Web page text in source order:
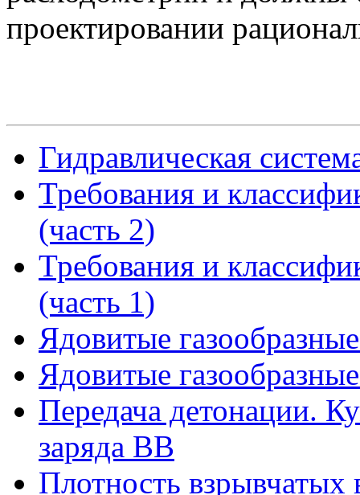
проектировании
Гидравлическая
Требования и
(часть 2)
Требования и
(часть 1)
Ядовитые
Ядовитые
Передача детонации.
заряда ВВ
Плотность взрывчатых